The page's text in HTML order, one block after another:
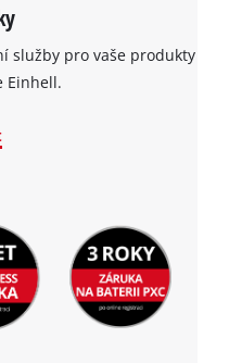
služby pro vaše produkty
Einhell.